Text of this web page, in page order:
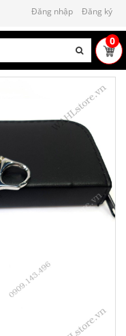
Đăng nhập Đăng ký
0